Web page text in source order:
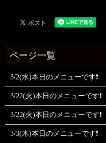
3/2(水)本日のメニューです❗
3/22(火)本日のメニューです❗
3/22(火)本日のメニューです❗
3/3(木)本日のメニューです❗